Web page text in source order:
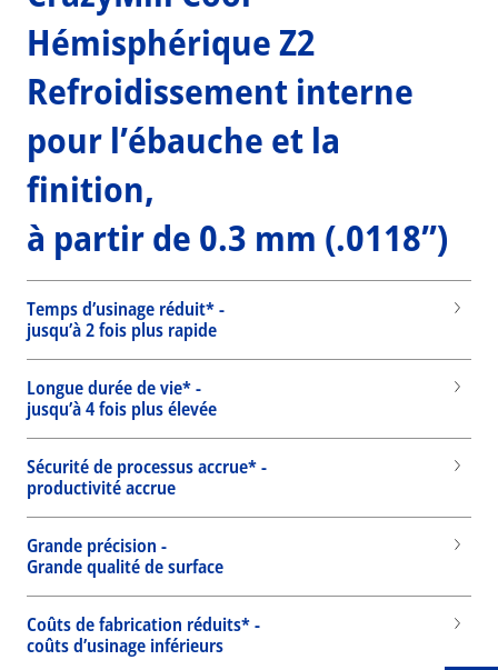
Hémisphérique Z2
Refroidissement interne
pour l’ébauche et la
finition,
à partir de 0.3 mm (.0118”)
Temps d’usinage réduit* -
jusqu’à 2 fois plus rapide
Longue durée de vie* -
jusqu’à 4 fois plus élevée
Sécurité de processus accrue* -
productivité accrue
Grande précision -
Grande qualité de surface
Coûts de fabrication réduits* -
coûts d’usinage inférieurs